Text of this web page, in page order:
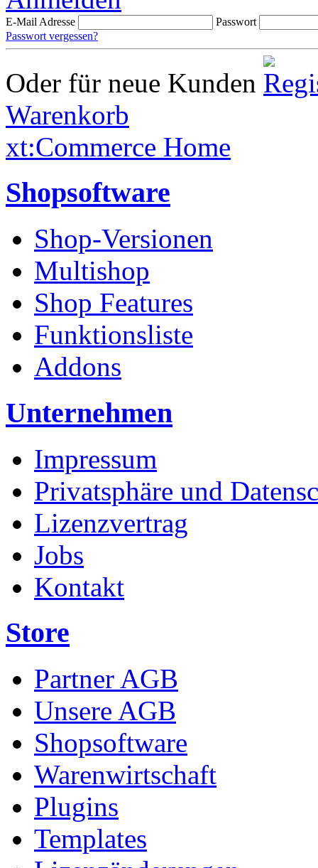
E-Mail Adresse
Passwort
Passwort vergessen?
Oder für neue Kunden
Warenkorb
xt:Commerce Home
Shopsoftware
Shop-Versionen
Multishop
Shop Features
Funktionsliste
Addons
Unternehmen
Impressum
Privatsphäre und
Lizenzvertrag
Jobs
Kontakt
Store
Partner AGB
Unsere AGB
Shopsoftware
Warenwirtschaft
Plugins
Templates